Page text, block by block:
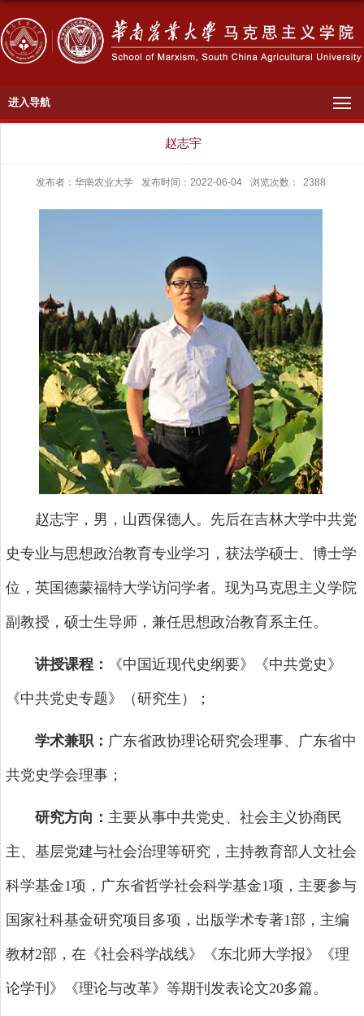
进入导航
赵志宇
发布者：华南农业大学 发布时间：2022-06-04 浏览次数： 2388
赵志宇，男，山西保德人。先后在吉林大学中共党
史专业与思想政治教育专业学习，获法学硕士、博士学
位，英国德蒙福特大学访问学者。现为马克思主义学院
副教授，硕士生导师，兼任思想政治教育系主任。
讲授课程： 《中国近现代史纲要》《中共党史》
《中共党史专题》（研究生）；
学术兼职： 广东省政协理论研究会理事、广东省中
共党史学会理事；
研究方向： 主要从事中共党史、社会主义协商民
主、基层党建与社会治理等研究，主持教育部人文社会
科学基金1项，广东省哲学社会科学基金1项，主要参与
国家社科基金研究项目多项，出版学术专著1部，主编
教材2部，在《社会科学战线》《东北师大学报》《理
论学刊》《理论与改革》等期刊发表论文20多篇。